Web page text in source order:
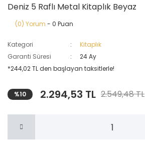
Deniz 5 Raflı Metal Kitaplık Beyaz
(0) Yorum - 0 Puan
Kategori
Kitaplık
Garanti Süresi
24 Ay
*244,02 TL den başlayan taksitlerle!
%10 2.294,53 TL 2.549,48 TL